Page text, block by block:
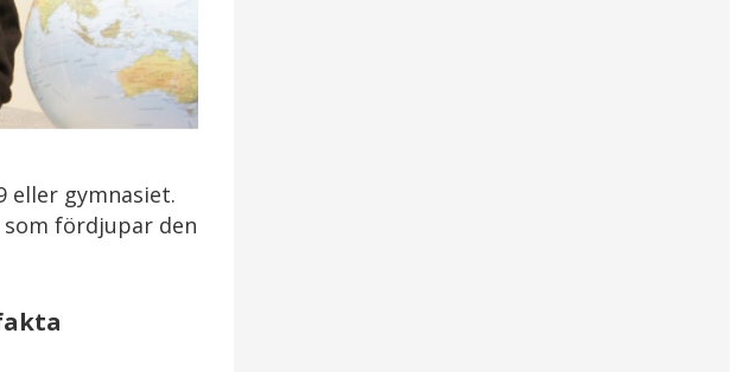
eller gymnasiet.
fördjupar den